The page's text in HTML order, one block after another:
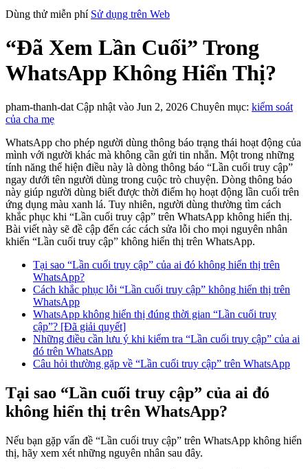
Dùng thử miễn phí Sử dụng trên Web
“Đã Xem Lần Cuối” Trong
WhatsApp Không Hiển Thị?
pham-thanh-dat Cập nhật vào Jun 2, 2026 Chuyên mục: kiểm soát
của cha mẹ
WhatsApp cho phép người dùng thông báo trạng thái hoạt động của
mình với người khác mà không cần gửi tin nhắn. Một trong những
tính năng thể hiện điều này là dòng thông báo “Lần cuối truy cập”
ngay dưới tên người dùng trong cuộc trò chuyện. Dòng thông báo
này giúp người dùng biết được thời điểm họ hoạt động lần cuối trên
ứng dụng màu xanh lá. Tuy nhiên, người dùng thường tìm cách
khắc phục khi “Lần cuối truy cập” trên WhatsApp không hiển thị.
Bài viết này sẽ đề cập đến các cách sửa lỗi cho mọi nguyên nhân
khiến “Lần cuối truy cập” không hiển thị trên WhatsApp.
Tại sao “Lần cuối truy cập” của ai đó không hiển thị trên
WhatsApp?
Cách khắc phục lỗi “Lần cuối truy cập” không hiển thị trên
WhatsApp
WhatsApp không hiển thị đúng thời gian “Lần cuối truy
cập”? [Đã giải quyết]
Những điều cần lưu ý khi kiểm tra “Lần cuối truy cập” của ai
đó trên WhatsApp
Câu hỏi thường gặp về “Lần cuối truy cập” trên WhatsApp
Tại sao “Lần cuối truy cập” của ai đó
không hiển thị trên WhatsApp?
Nếu bạn gặp vấn đề “Lần cuối truy cập” trên WhatsApp không hiển
thị, hãy xem xét những nguyên nhân sau đây.